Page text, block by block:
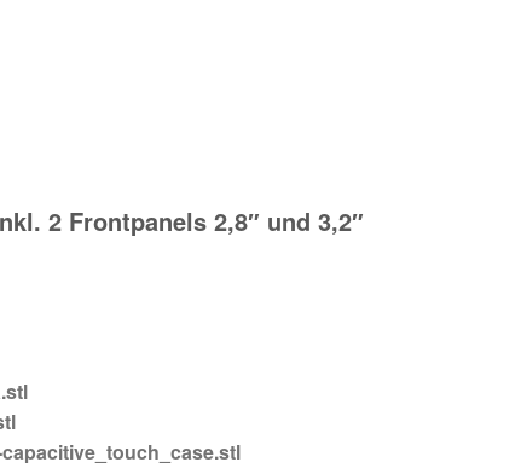
2 Frontpanels 2,8″ und 3,2″